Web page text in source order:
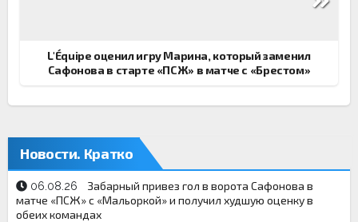
L'Équipe оценил игру Марина, который заменил
Сафонова в старте «ПСЖ» в матче с «Брестом»
Новости. Кратко
06.08.26
Забарный привез гол в ворота Сафонова в
матче «ПСЖ» с «Мальоркой» и получил худшую оценку в
обеих командах